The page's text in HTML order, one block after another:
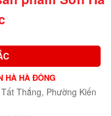
HÀ HÀ ĐÔNG
Thắng, Phường Kiến